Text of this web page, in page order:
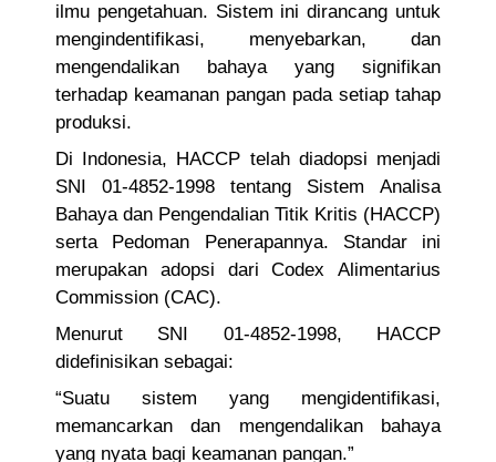
ilmu pengetahuan. Sistem ini dirancang untuk
mengindentifikasi, menyebarkan, dan
mengendalikan bahaya yang signifikan
terhadap keamanan pangan pada setiap tahap
produksi.
Di Indonesia, HACCP telah diadopsi menjadi
SNI 01-4852-1998 tentang Sistem Analisa
Bahaya dan Pengendalian Titik Kritis (HACCP)
serta Pedoman Penerapannya. Standar ini
merupakan adopsi dari Codex Alimentarius
Commission (CAC).
Menurut SNI 01-4852-1998, HACCP
didefinisikan sebagai:
“Suatu sistem yang mengidentifikasi,
memancarkan dan mengendalikan bahaya
yang nyata bagi keamanan pangan.”